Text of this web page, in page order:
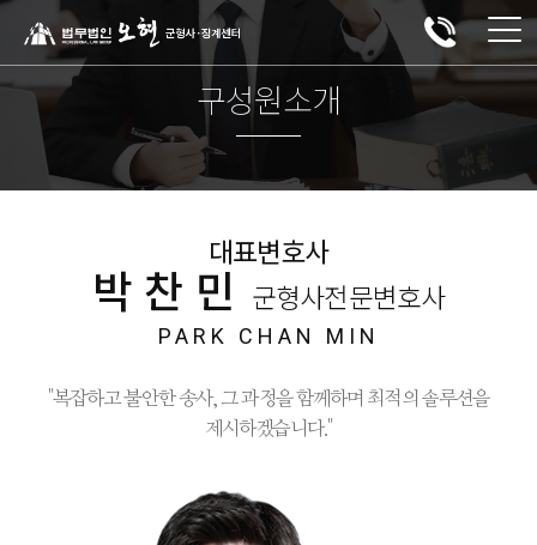
구성원소개
대표변호사
박찬민 군형사전문변호사
PARK CHAN MIN
"복잡하고 불안한 송사, 그 과정을 함께하며 최적의 솔루션을
제시하겠습니다."